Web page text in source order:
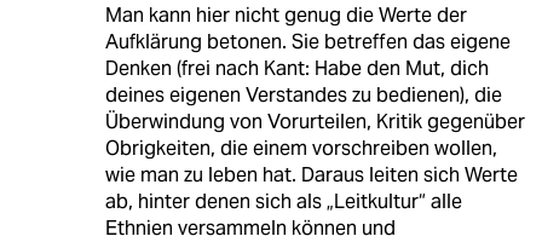
Man kann hier nicht genug die Werte der
Aufklärung betonen. Sie betreffen das eigene
Denken (frei nach Kant: Habe den Mut, dich
deines eigenen Verstandes zu bedienen), die
Überwindung von Vorurteilen, Kritik gegenüber
Obrigkeiten, die einem vorschreiben wollen,
wie man zu leben hat. Daraus leiten sich Werte
ab, hinter denen sich als „Leitkultur“ alle
Ethnien versammeln können und